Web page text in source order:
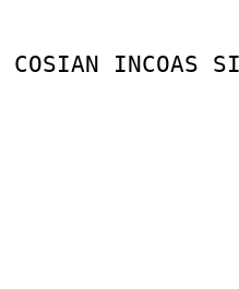
COSIAN INCOAS